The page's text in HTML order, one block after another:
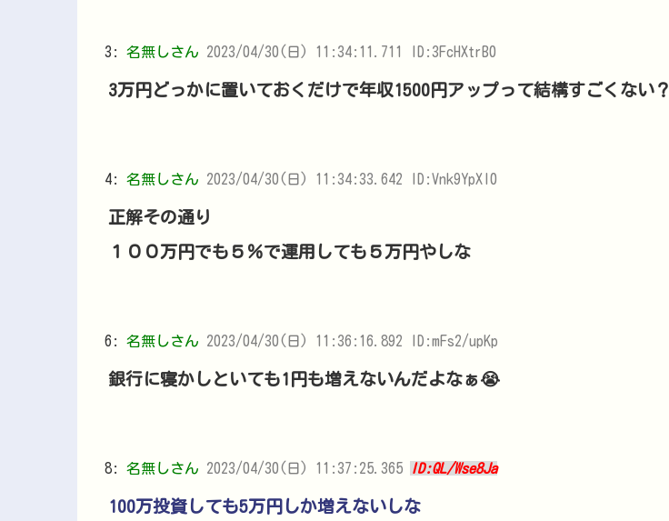
3: 名無しさん 2023/04/30(日) 11:34:11.711 ID:3FcHXtrB0
3万円どっかに置いておくだけで年収1500円アップって結構すごくない？
4: 名無しさん 2023/04/30(日) 11:34:33.642 ID:Vnk9YpXl0
正解その通り
１００万円でも５％で運用しても５万円やしな
6: 名無しさん 2023/04/30(日) 11:36:16.892 ID:mFs2/upKp
銀行に寝かしといても1円も増えないんだよなぁ😭
8: 名無しさん 2023/04/30(日) 11:37:25.365 ID:QL/Wse8Ja
100万投資しても5万円しか増えないしな